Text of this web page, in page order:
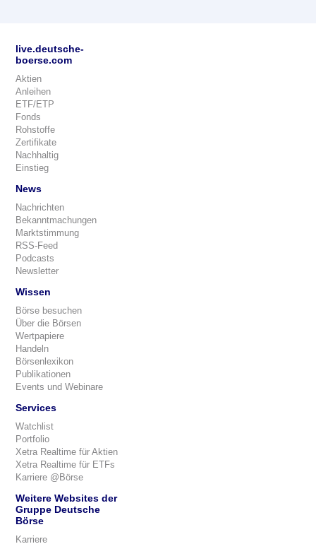
live.deutsche-
boerse.com
Aktien
Anleihen
ETF/ETP
Fonds
Rohstoffe
Zertifikate
Nachhaltig
Einstieg
News
Nachrichten
Bekanntmachungen
Marktstimmung
RSS-Feed
Podcasts
Newsletter
Wissen
Börse besuchen
Über die Börsen
Wertpapiere
Handeln
Börsenlexikon
Publikationen
Events und Webinare
Services
Watchlist
Portfolio
Xetra Realtime für Aktien
Xetra Realtime für ETFs
Karriere @Börse
Weitere Websites der
Gruppe Deutsche
Börse
Karriere